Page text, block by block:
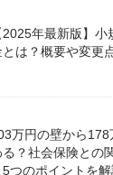
2025年最新版】
とは？概要や変更
万円の壁から
る？社会保険との
5つのポイントを解